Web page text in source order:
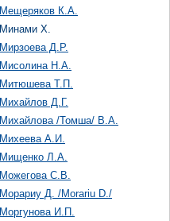
Мещеряков К.А.
Минами Х.
Мирзоева Д.Р.
Мисолина Н.А.
Митюшева Т.П.
Михайлов Д.Г.
Михайлова /Томша/ В.А.
Михеева А.И.
Мищенко Л.А.
Можегова С.В.
Морариу Д. /Morariu D./
Моргунова И.П.